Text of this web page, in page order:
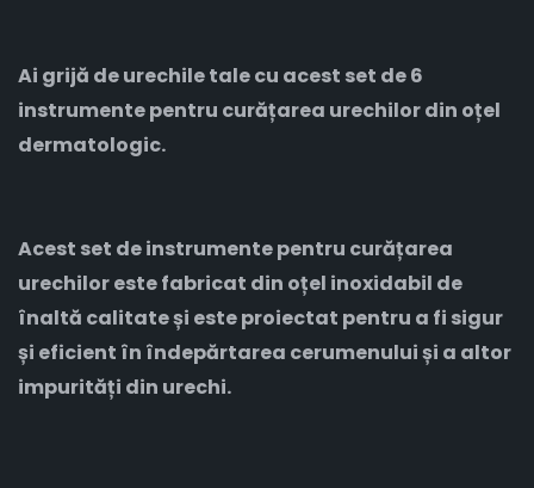
Ai grijă de urechile tale cu acest set de 6
instrumente pentru curățarea urechilor din oțel
dermatologic.
Acest set de instrumente pentru curățarea
urechilor este fabricat din oțel inoxidabil de
înaltă calitate și este proiectat pentru a fi sigur
și eficient în îndepărtarea cerumenului și a altor
impurități din urechi.